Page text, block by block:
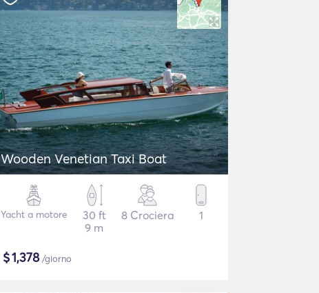
Wooden Venetian Taxi Boat
Yacht a motore
30 ft
9 m
8 Crociera 1
$1,378/giorno